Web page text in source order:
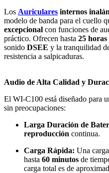
Los Auriculares internos
modelo de banda para el cuello
excepcional con funciones de
práctico. Ofrecen hasta 25
sonido DSEE y la tranquilidad
resistencia a salpicaduras.
Audio de Alta Calidad y
El WI-C100 está diseñado para
sin preocupaciones:
Larga Duración de
reproducción continua.
Carga Rápida: Una
hasta 60 minutos de
carga total es de